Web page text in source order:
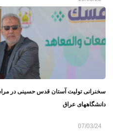
سخنرانی تولیت آستان قدس حسینی در
دانشگاههای عراق
07/03/24